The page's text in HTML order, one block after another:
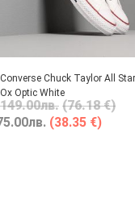
Converse Chuck Taylor All Star
Ox Optic White
149.00лв. (76.18 €)
лв. (38.35 €)